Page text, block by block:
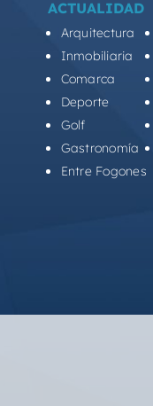
ACTUALIDAD
Arquitectura
Inmobiliaria
Comarca
Deporte
Golf
Gastronomía
Entre Fogones